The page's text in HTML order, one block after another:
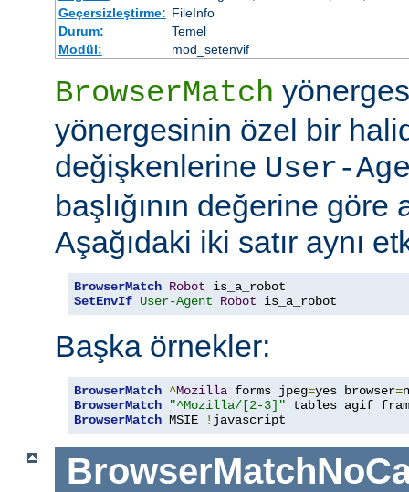
Geçersizleştirme: FileInfo
Durum:
Temel
Modül:
mod_setenvif
BrowserMatch
yönergesinin özel bir
değişkenlerine User-
başlığının değerine göre
Aşağıdaki iki satır aynı
BrowserMatch Robot
SetEnvIf User-Agent Robot is_a_robot
Başka örnekler:
BrowserMatch ^Mozilla forms jpeg=yes browser=
BrowserMatch
"^Mozilla/[2-3]"
BrowserMatch MSIE ! javascript